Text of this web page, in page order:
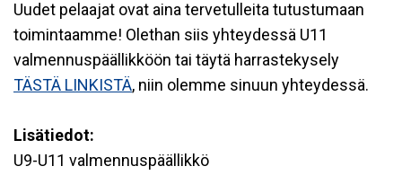
Uudet pelaajat ovat aina tervetulleita tutustumaan
toimintaamme! Olethan siis yhteydessä U11
valmennuspäällikköön tai täytä harrastekysely
TÄSTÄ LINKISTÄ, niin olemme sinuun yhteydessä.
Lisätiedot:
U9-U11 valmennuspäällikkö